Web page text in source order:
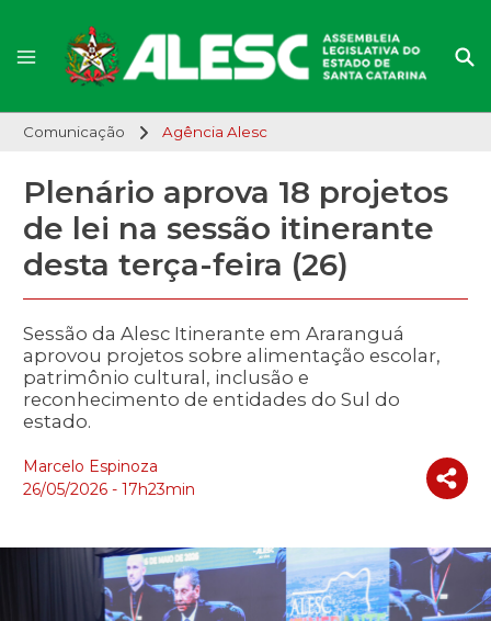
Comunicação Agência Alesc
Plenário aprova 18 projetos
de lei na sessão itinerante
desta terça-feira (26)
Sessão da Alesc Itinerante em Araranguá
aprovou projetos sobre alimentação escolar,
patrimônio cultural, inclusão e
reconhecimento de entidades do Sul do
estado.
Marcelo Espinoza
26/05/2026 - 17h23min